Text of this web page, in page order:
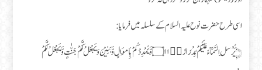
اسی طرح حضرت نوح علیہ السلام کے سلسلہ میں فرمایا:
﴿ یُّرْسِلِ السَّمَآءَ عَلَیْكُمْ مِّدْرَارًاۙ۝۱۱ وَّ یُمْدِدْكُمْ بِاَمْوَالٍ وَّ بَنِیْنَ وَ یَجْعَلْ لَّكُمْ جَنّٰتٍ وَّ یَجْعَلْ لَّكُمْ